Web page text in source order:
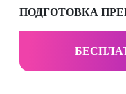
ПОДГОТОВКА